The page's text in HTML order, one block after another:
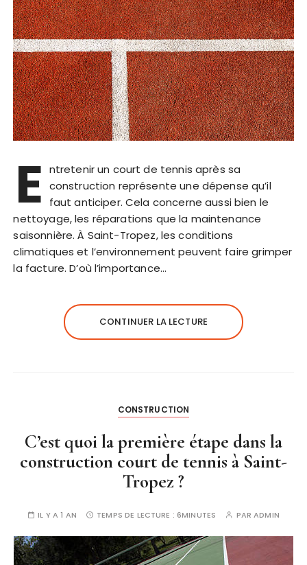
E ntretenir un court de tennis après sa
construction représente une dépense qu’il
faut anticiper. Cela concerne aussi bien le
nettoyage, les réparations que la maintenance
saisonnière. À Saint-Tropez, les conditions
climatiques et l’environnement peuvent faire grimper
la facture. D’où l’importance…
CONTINUER LA LECTURE
CONSTRUCTION
C’est quoi la première étape dans la
construction court de tennis à Saint-
Tropez ?
IL Y A 1 AN TEMPS DE LECTURE :6MINUTES PARADMIN